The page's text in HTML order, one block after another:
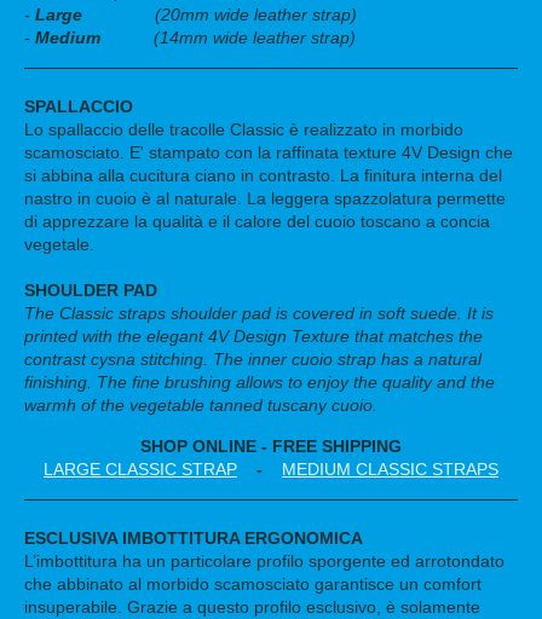
- Large (20mm wide leather strap)
- Medium (14mm wide leather strap)
SPALLACCIO
Lo spallaccio delle tracolle Classic è realizzato in morbido
scamosciato. E' stampato con la raffinata texture 4V Design che
si abbina alla cucitura ciano in contrasto. La finitura interna del
nastro in cuoio è al naturale. La leggera spazzolatura permette
di apprezzare la qualità e il calore del cuoio toscano a concia
vegetale.
SHOULDER PAD
The Classic straps shoulder pad is covered in soft suede. It is
printed with the elegant 4V Design Texture that matches the
contrast cysna stitching. The inner cuoio strap has a natural
finishing. The fine brushing allows to enjoy the quality and the
warmh of the vegetable tanned tuscany cuoio.
SHOP ONLINE - FREE SHIPPING
LARGE CLASSIC STRAP - MEDIUM CLASSIC STRAPS
ESCLUSIVA IMBOTTITURA ERGONOMICA
L’imbottitura ha un particolare profilo sporgente ed arrotondato
che abbinato al morbido scamosciato garantisce un comfort
insuperabile. Grazie a questo profilo esclusivo, è solamente